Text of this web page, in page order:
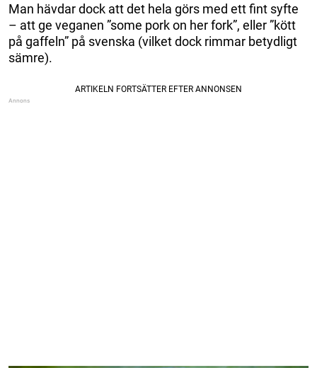
Man hävdar dock att det hela görs med ett fint syfte
– att ge veganen ”some pork on her fork”, eller ”kött
på gaffeln” på svenska (vilket dock rimmar betydligt
sämre).